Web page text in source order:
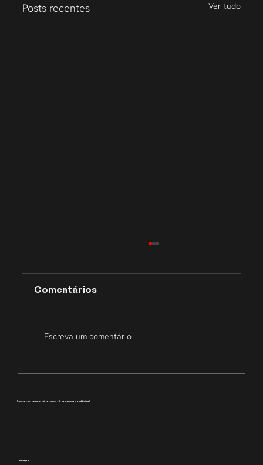
Posts recentes Ver tudo
Comentários
Escreva um comentário
Conheça como podemos apoiar a execução da sua comunicação institucional